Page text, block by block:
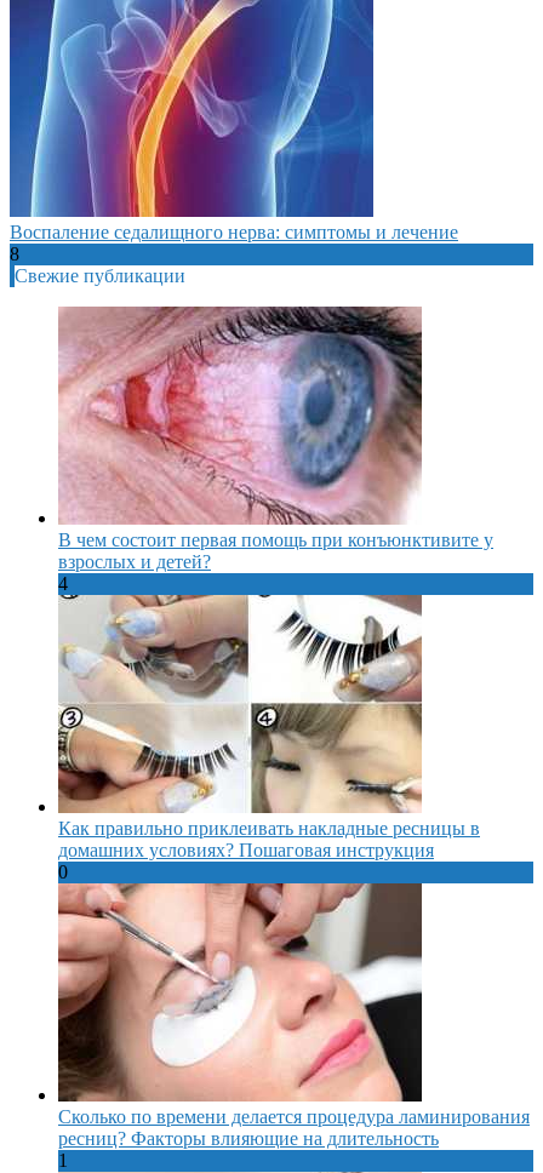
Воспаление седалищного нерва: симптомы и лечение
8
Свежие публикации
В чем состоит первая помощь при конъюнктивите у
взрослых и детей?
4
Как правильно приклеивать накладные ресницы в
домашних условиях? Пошаговая инструкция
0
Сколько по времени делается процедура ламинирования
ресниц? Факторы влияющие на длительность
1